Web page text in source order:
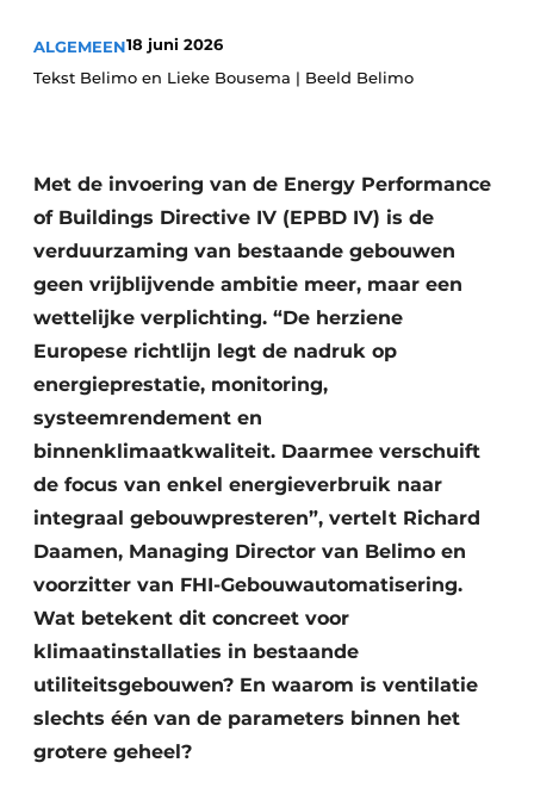
Vacature aanmelden
Vacatures
ALGEMEEN18 juni 2026
Tekst Belimo en Lieke Bousema | Beeld Belimo
Met de invoering van de Energy Performance
of Buildings Directive IV (EPBD IV) is de
verduurzaming van bestaande gebouwen
geen vrijblijvende ambitie meer, maar een
wettelijke verplichting. “De herziene
Europese richtlijn legt de nadruk op
energieprestatie, monitoring,
systeemrendement en
binnenklimaatkwaliteit. Daarmee verschuift
de focus van enkel energieverbruik naar
integraal gebouwpresteren”, vertelt Richard
Daamen, Managing Director van Belimo en
voorzitter van FHI-Gebouwautomatisering.
Wat betekent dit concreet voor
klimaatinstallaties in bestaande
utiliteitsgebouwen? En waarom is ventilatie
slechts één van de parameters binnen het
grotere geheel?